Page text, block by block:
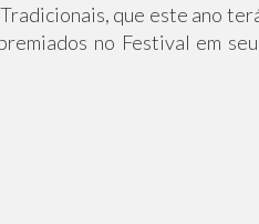
que este ano
no Festival em